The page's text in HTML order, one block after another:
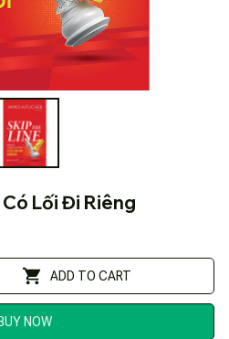
Lối Đi Riêng
ADD TO CART
BUY NOW